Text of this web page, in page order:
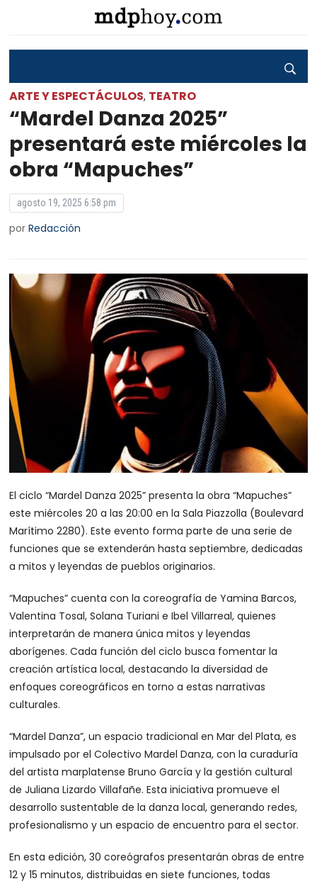
ARTE Y ESPECTÁCULOS, TEATRO
“Mardel Danza 2025”
presentará este miércoles la
obra “Mapuches”
agosto 19, 2025 6:58 pm
porRedacción
El ciclo “Mardel Danza 2025” presenta la obra “Mapuches”
este miércoles 20 a las 20:00 en la Sala Piazzolla (Boulevard
Marítimo 2280). Este evento forma parte de una serie de
funciones que se extenderán hasta septiembre, dedicadas
a mitos y leyendas de pueblos originarios.
“Mapuches” cuenta con la coreografía de Yamina Barcos,
Valentina Tosal, Solana Turiani e Ibel Villarreal, quienes
interpretarán de manera única mitos y leyendas
aborígenes. Cada función del ciclo busca fomentar la
creación artística local, destacando la diversidad de
enfoques coreográficos en torno a estas narrativas
culturales.
“Mardel Danza”, un espacio tradicional en Mar del Plata, es
impulsado por el Colectivo Mardel Danza, con la curaduría
del artista marplatense Bruno García y la gestión cultural
de Juliana Lizardo Villafañe. Esta iniciativa promueve el
desarrollo sustentable de la danza local, generando redes,
profesionalismo y un espacio de encuentro para el sector.
En esta edición, 30 coreógrafos presentarán obras de entre
12 y 15 minutos, distribuidas en siete funciones, todas